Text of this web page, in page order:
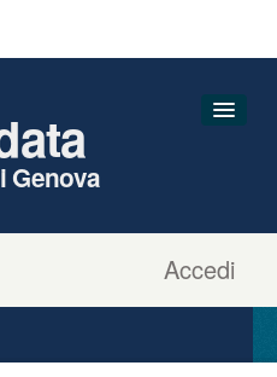
Accedi
Genova